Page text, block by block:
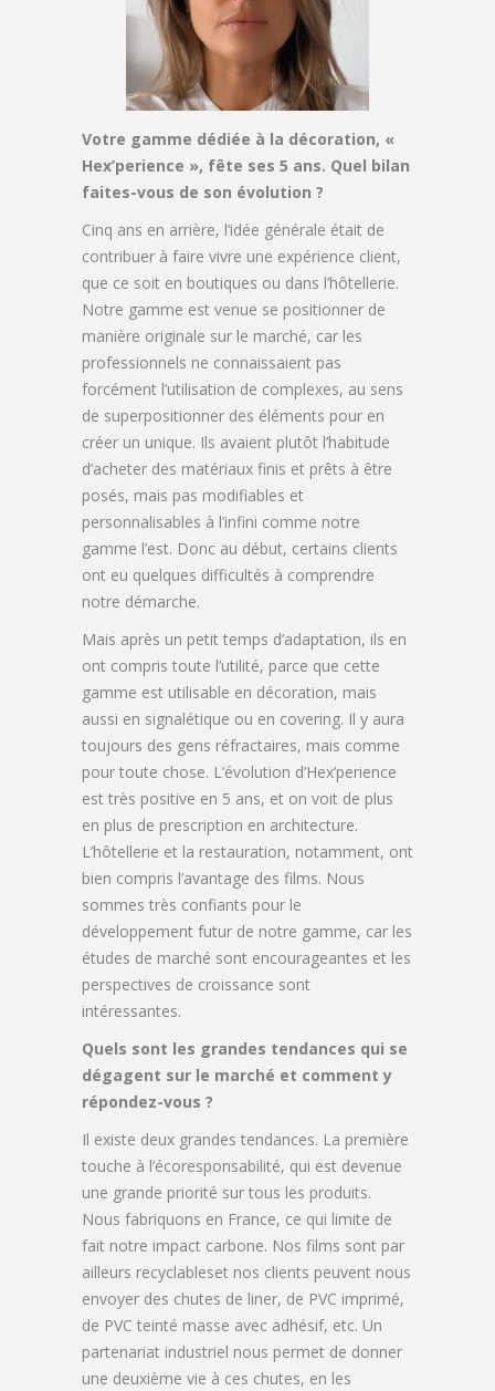
Votre gamme dédiée à la décoration, «
Hex’perience », fête ses 5 ans. Quel bilan
faites-vous de son évolution ?
Cinq ans en arrière, l’idée générale était de
contribuer à faire vivre une expérience client,
que ce soit en boutiques ou dans l’hôtellerie.
Notre gamme est venue se positionner de
manière originale sur le marché, car les
professionnels ne connaissaient pas
forcément l’utilisation de complexes, au sens
de superpositionner des éléments pour en
créer un unique. Ils avaient plutôt l’habitude
d’acheter des matériaux finis et prêts à être
posés, mais pas modifiables et
personnalisables à l’infini comme notre
gamme l’est. Donc au début, certains clients
ont eu quelques difficultés à comprendre
notre démarche.
Mais après un petit temps d’adaptation, ils en
ont compris toute l’utilité, parce que cette
gamme est utilisable en décoration, mais
aussi en signalétique ou en covering. Il y aura
toujours des gens réfractaires, mais comme
pour toute chose. L’évolution d’Hex’perience
est très positive en 5 ans, et on voit de plus
en plus de prescription en architecture.
L’hôtellerie et la restauration, notamment, ont
bien compris l’avantage des films. Nous
sommes très confiants pour le
développement futur de notre gamme, car les
études de marché sont encourageantes et les
perspectives de croissance sont
intéressantes.
Quels sont les grandes tendances qui se
dégagent sur le marché et comment y
répondez-vous ?
Il existe deux grandes tendances. La première
touche à l’écoresponsabilité, qui est devenue
une grande priorité sur tous les produits.
Nous fabriquons en France, ce qui limite de
fait notre impact carbone. Nos films sont par
ailleurs recyclableset nos clients peuvent nous
envoyer des chutes de liner, de PVC imprimé,
de PVC teinté masse avec adhésif, etc. Un
partenariat industriel nous permet de donner
une deuxième vie à ces chutes, en les